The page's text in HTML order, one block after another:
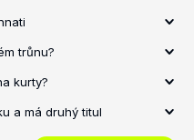
trůnu?
kurty?
a má druhý titul